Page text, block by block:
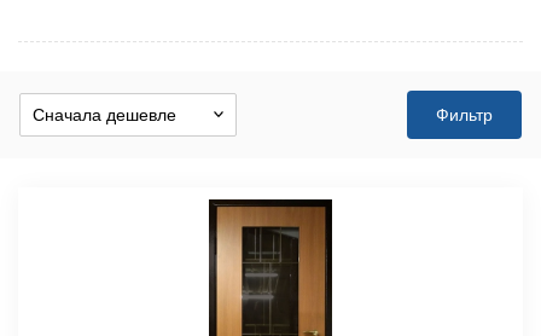
Фильтр
Хит продаж
Монтаж двери БЕСПЛАТНО!